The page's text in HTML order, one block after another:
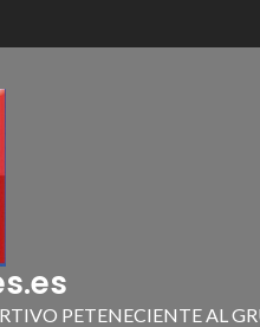
PETENECIENTE AL